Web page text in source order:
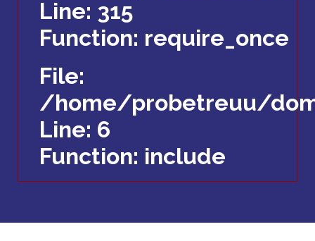
Line: 315
Function: require_once
File:
/home/probetreuu/
Line: 6
Function: include